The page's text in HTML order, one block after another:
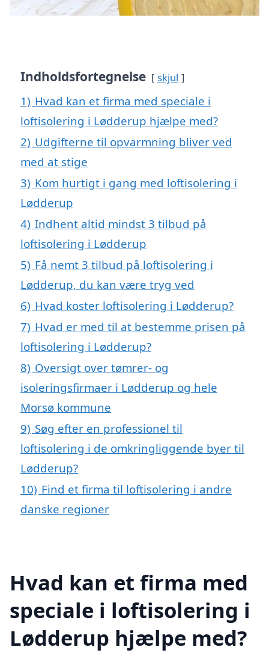
Indholdsfortegnelse skjul
1) Hvad kan et firma med speciale i
loftisolering i Lødderup hjælpe med?
2) Udgifterne til opvarmning bliver ved
med at stige
3) Kom hurtigt i gang med loftisolering i
Lødderup
4) Indhent altid mindst 3 tilbud på
loftisolering i Lødderup
5) Få nemt 3 tilbud på loftisolering i
Lødderup, du kan være tryg ved
6) Hvad koster loftisolering i Lødderup?
7) Hvad er med til at bestemme prisen på
loftisolering i Lødderup?
8) Oversigt over tømrer- og
isoleringsfirmaer i Lødderup og hele
Morsø kommune
9) Søg efter en professionel til
loftisolering i de omkringliggende byer til
Lødderup?
10) Find et firma til loftisolering i andre
danske regioner
Hvad kan et firma med
speciale i loftisolering i
Lødderup hjælpe med?